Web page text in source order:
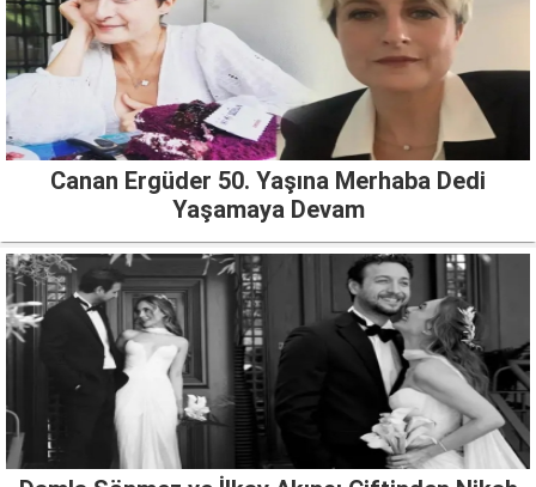
Canan Ergüder 50. Yaşına Merhaba Dedi
Yaşamaya Devam